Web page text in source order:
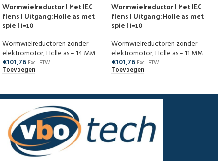
Wormwielreductor | Met IEC
flens | Uitgang: Holle as met
spie | i=10
Wormwielreductoren zonder
elektromotor,Holle as – 14 MM
€101,76 Excl. BTW
Toevoegen
Wormwielreductor | Met IEC
flens | Uitgang: Holle as met
spie | i=10
Wormwielreductoren zonder
elektromotor,Holle as – 11 MM
€101,76 Excl. BTW
Toevoegen